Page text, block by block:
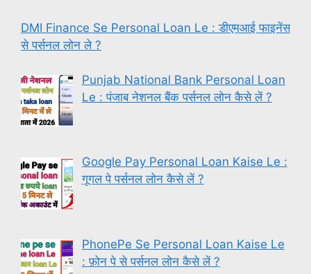
DMI Finance Se Personal Loan Le : डीएमआई फाइनेंस
से पर्सनल लोन ले ?
Punjab National Bank Personal Loan
Le : पंजाब नेशनल बैंक पर्सनल लोन कैसे लें ?
Google Pay Personal Loan Kaise Le :
गूगल पे पर्सनल लोन कैसे लें ?
PhonePe Se Personal Loan Kaise Le
: फ़ोन पे से पर्सनल लोन कैसे लें ?